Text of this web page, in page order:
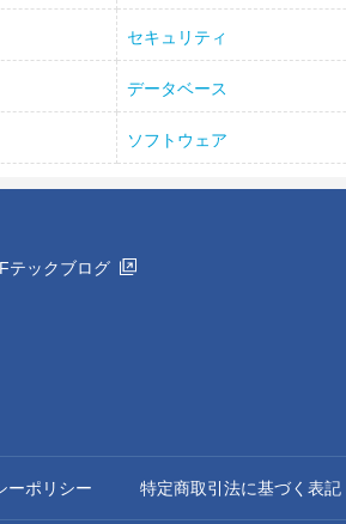
セキュリティ
データベース
ソフトウェア
テックブログ
ーポリシー 特定商取引法に基づく表記